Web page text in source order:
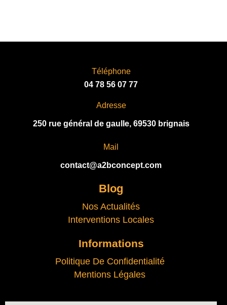
T
Téléphone
04 78 56 07 77
Adresse
250 rue général de gaulle, 69530 brignais
Mail
contact@a2bconcept.com
Blog
Nos Actualités
Interventions Locales
Informations
Politique De Confidentialité
Mentions Légales